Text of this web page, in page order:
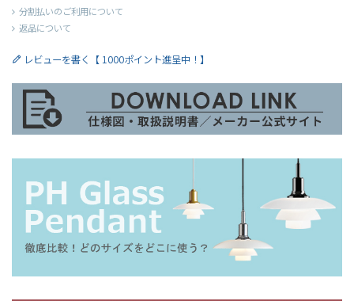
分割払いのご利用について
返品について
レビューを書く【 1000ポイント進呈中！】